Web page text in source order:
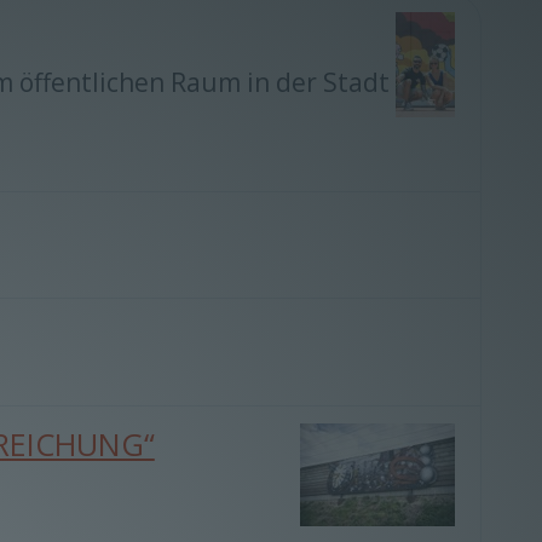
öffentlichen Raum in der Stadt